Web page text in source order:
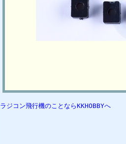
ラジコン飛行機のことならKKHOBBYへ